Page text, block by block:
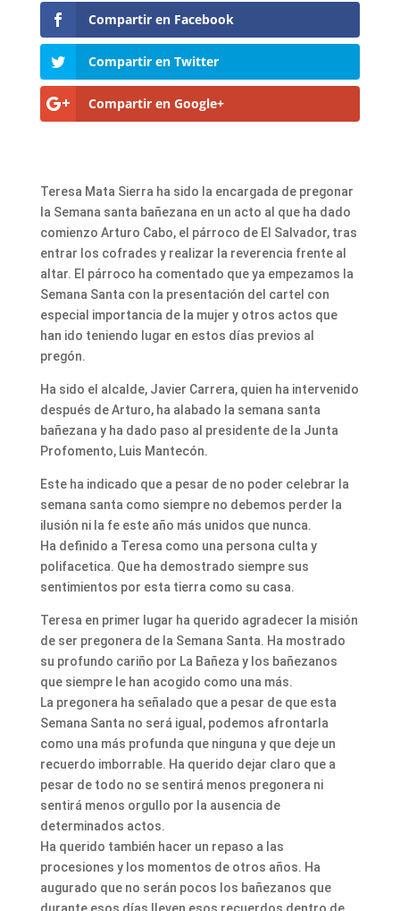
Compartir en Facebook
Compartir en Twitter
Compartir en Google+
Teresa Mata Sierra ha sido la encargada de pregonar
la Semana santa bañezana en un acto al que ha dado
comienzo Arturo Cabo, el párroco de El Salvador, tras
entrar los cofrades y realizar la reverencia frente al
altar. El párroco ha comentado que ya empezamos la
Semana Santa con la presentación del cartel con
especial importancia de la mujer y otros actos que
han ido teniendo lugar en estos días previos al
pregón.
Ha sido el alcalde, Javier Carrera, quien ha intervenido
después de Arturo, ha alabado la semana santa
bañezana y ha dado paso al presidente de la Junta
Profomento, Luis Mantecón.
Este ha indicado que a pesar de no poder celebrar la
semana santa como siempre no debemos perder la
ilusión ni la fe este año más unidos que nunca.
Ha definido a Teresa como una persona culta y
polifacetica. Que ha demostrado siempre sus
sentimientos por esta tierra como su casa.
Teresa en primer lugar ha querido agradecer la misión
de ser pregonera de la Semana Santa. Ha mostrado
su profundo cariño por La Bañeza y los bañezanos
que siempre le han acogido como una más.
La pregonera ha señalado que a pesar de que esta
Semana Santa no será igual, podemos afrontarla
como una más profunda que ninguna y que deje un
recuerdo imborrable. Ha querido dejar claro que a
pesar de todo no se sentirá menos pregonera ni
sentirá menos orgullo por la ausencia de
determinados actos.
Ha querido también hacer un repaso a las
procesiones y los momentos de otros años. Ha
augurado que no serán pocos los bañezanos que